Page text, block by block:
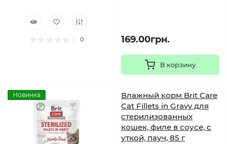
0 169.00грн.
В корзину
Новинка
Влажный корм Brit Care
Cat Fillets in Gravy для
стерилизованных
кошек, филе в соусе, с
уткой, пауч, 85 г